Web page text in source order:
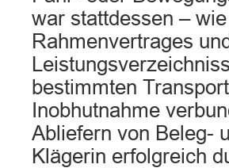
war stattdessen –
Rahmenvertrages
bestimmten
Inobhutnahme
Abliefern von Beleg-
Klägerin erfolgreich